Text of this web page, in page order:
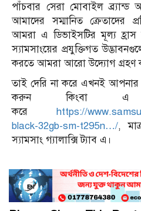
পাঁচবার সেরা মোবাইল ব্র্যান্ড
আমাদের সম্মানিত ক্রেতাদের
আমরা এ ডিভাইসটির মূল্য হ্রাস
স্যামসাংয়ের প্রযুক্তিগত
করতে আমরা আরো উদ্যোগ গ্রহণ
তাই দেরি না করে এখনই আপনার
করুন কিংবা এ
করে https://
black-32gb-sm-t295n…/,
স্যামসাং গ্যালাক্সি ট্যাব এ।